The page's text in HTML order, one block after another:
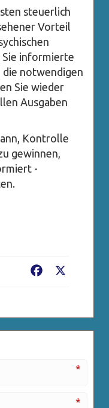
steuerlich
Vorteil
Sie informierte
notwendigen
Sie wieder
Ausgaben
Kontrolle
gewinnen,
-
Facebook
*
*